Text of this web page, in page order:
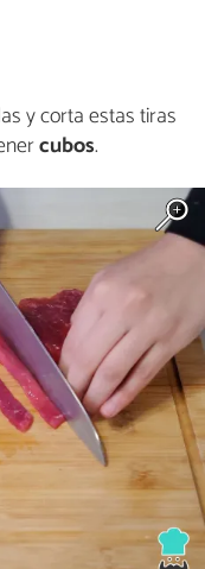
y corta estas tiras
cubos.